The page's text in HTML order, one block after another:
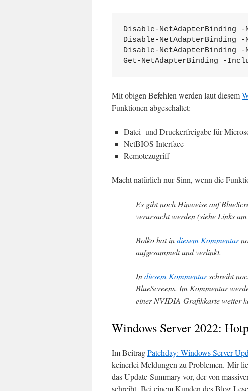
Disable-NetAdapterBinding
Disable-NetAdapterBinding
Disable-NetAdapterBinding
Get-NetAdapterBinding -
Mit obigen Befehlen werden laut diesem
Funktionen abgeschaltet:
Datei- und Druckerfreigabe für
NetBIOS Interface
Remotezugriff
Macht natürlich nur Sinn, wenn die
Es gibt noch Hinweise auf
verursacht werden (siehe Links
Bolko hat indiesem Kommentar
aufgesammelt und verlinkt.
Indiesem Kommentarschreibt
BlueScreens. Im Kommentar
einer NVIDIA-Grafikkarte weiter
Windows Server 2022:
Im BeitragPatchday: Windows Server-
keinerlei Meldungen zu Problemen. Mir
das Update-Summary vor, der von
schreibt. Bei einem Kunden des Blog-